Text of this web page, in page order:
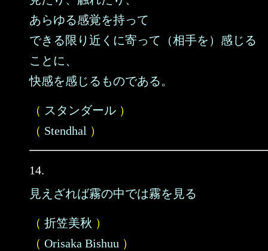
あらゆる感覚を持って
できる限り近くに寄って（相手を）感じる
ことに、
快感を感じるものである。
（ スタンダール ）
（ Stendhal ）
14.
見えざれば霧の中では霧を見る
（ 折笠美秋 ）
（ Orisaka Bishuu ）